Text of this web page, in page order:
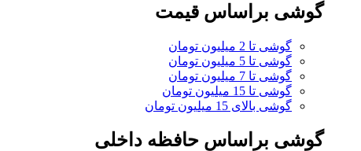
گوشی براساس قیمت
گوشی تا 2 میلیون تومان
گوشی تا 5 میلیون تومان
گوشی تا 7 میلیون تومان
گوشی تا 15 میلیون تومان
گوشی بالای 15 میلیون تومان
گوشی براساس حافظه داخلی